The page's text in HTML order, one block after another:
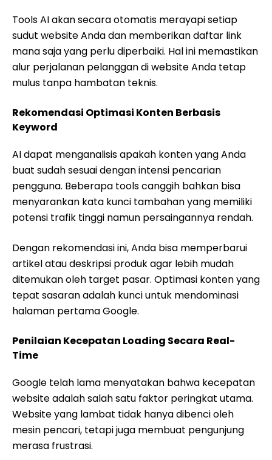
Tools AI akan secara otomatis merayapi setiap
sudut website Anda dan memberikan daftar link
mana saja yang perlu diperbaiki. Hal ini memastikan
alur perjalanan pelanggan di website Anda tetap
mulus tanpa hambatan teknis.
Rekomendasi Optimasi Konten Berbasis
Keyword
AI dapat menganalisis apakah konten yang Anda
buat sudah sesuai dengan intensi pencarian
pengguna. Beberapa tools canggih bahkan bisa
menyarankan kata kunci tambahan yang memiliki
potensi trafik tinggi namun persaingannya rendah.
Dengan rekomendasi ini, Anda bisa memperbarui
artikel atau deskripsi produk agar lebih mudah
ditemukan oleh target pasar. Optimasi konten yang
tepat sasaran adalah kunci untuk mendominasi
halaman pertama Google.
Penilaian Kecepatan Loading Secara Real-
Time
Google telah lama menyatakan bahwa kecepatan
website adalah salah satu faktor peringkat utama.
Website yang lambat tidak hanya dibenci oleh
mesin pencari, tetapi juga membuat pengunjung
merasa frustrasi.